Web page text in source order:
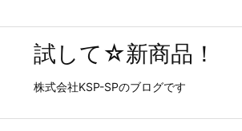
試して☆新商品！
株式会社KSP-SPのブログです